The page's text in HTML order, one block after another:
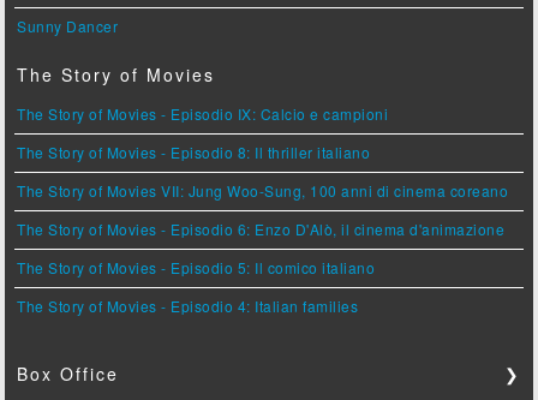
Sunny Dancer
The Story of Movies
The Story of Movies - Episodio IX: Calcio e campioni
The Story of Movies - Episodio 8: Il thriller italiano
The Story of Movies VII: Jung Woo-Sung, 100 anni di cinema coreano
The Story of Movies - Episodio 6: Enzo D'Alò, il cinema d'animazione
The Story of Movies - Episodio 5: Il comico italiano
The Story of Movies - Episodio 4: Italian families
Box Office ❯